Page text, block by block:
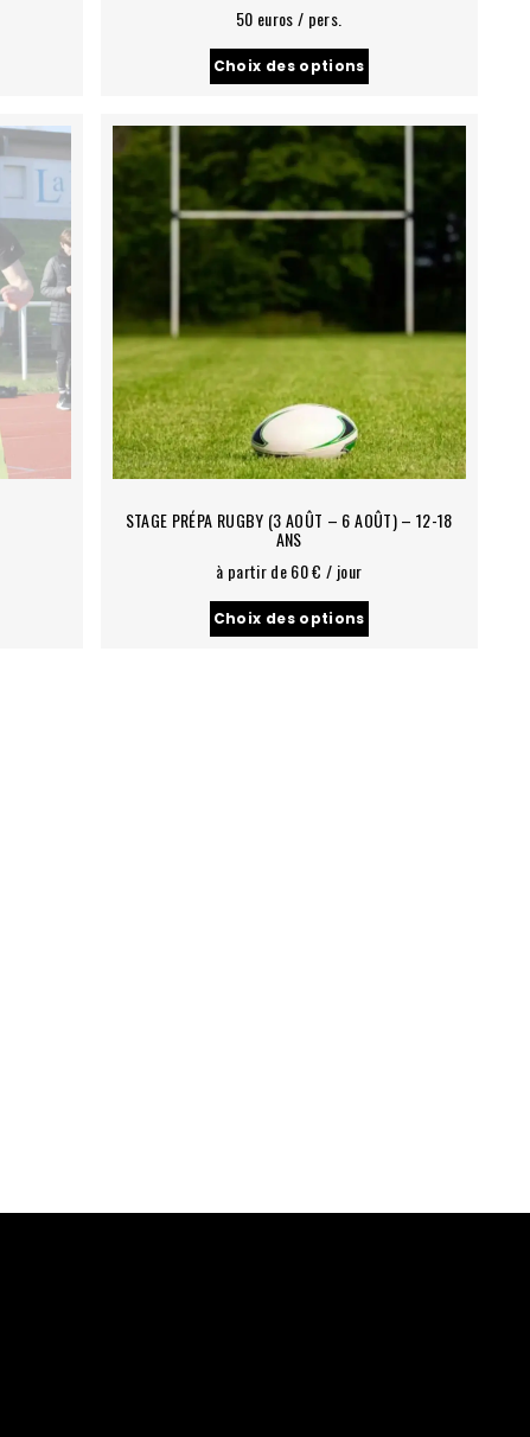
50 euros / pers.
Choix des options
STAGE PRÉPA RUGBY (3 AOÛT – 6 AOÛT) – 12-18
ANS
à partir de 60 € / jour
Choix des options